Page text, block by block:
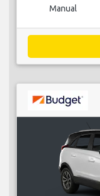
Manual